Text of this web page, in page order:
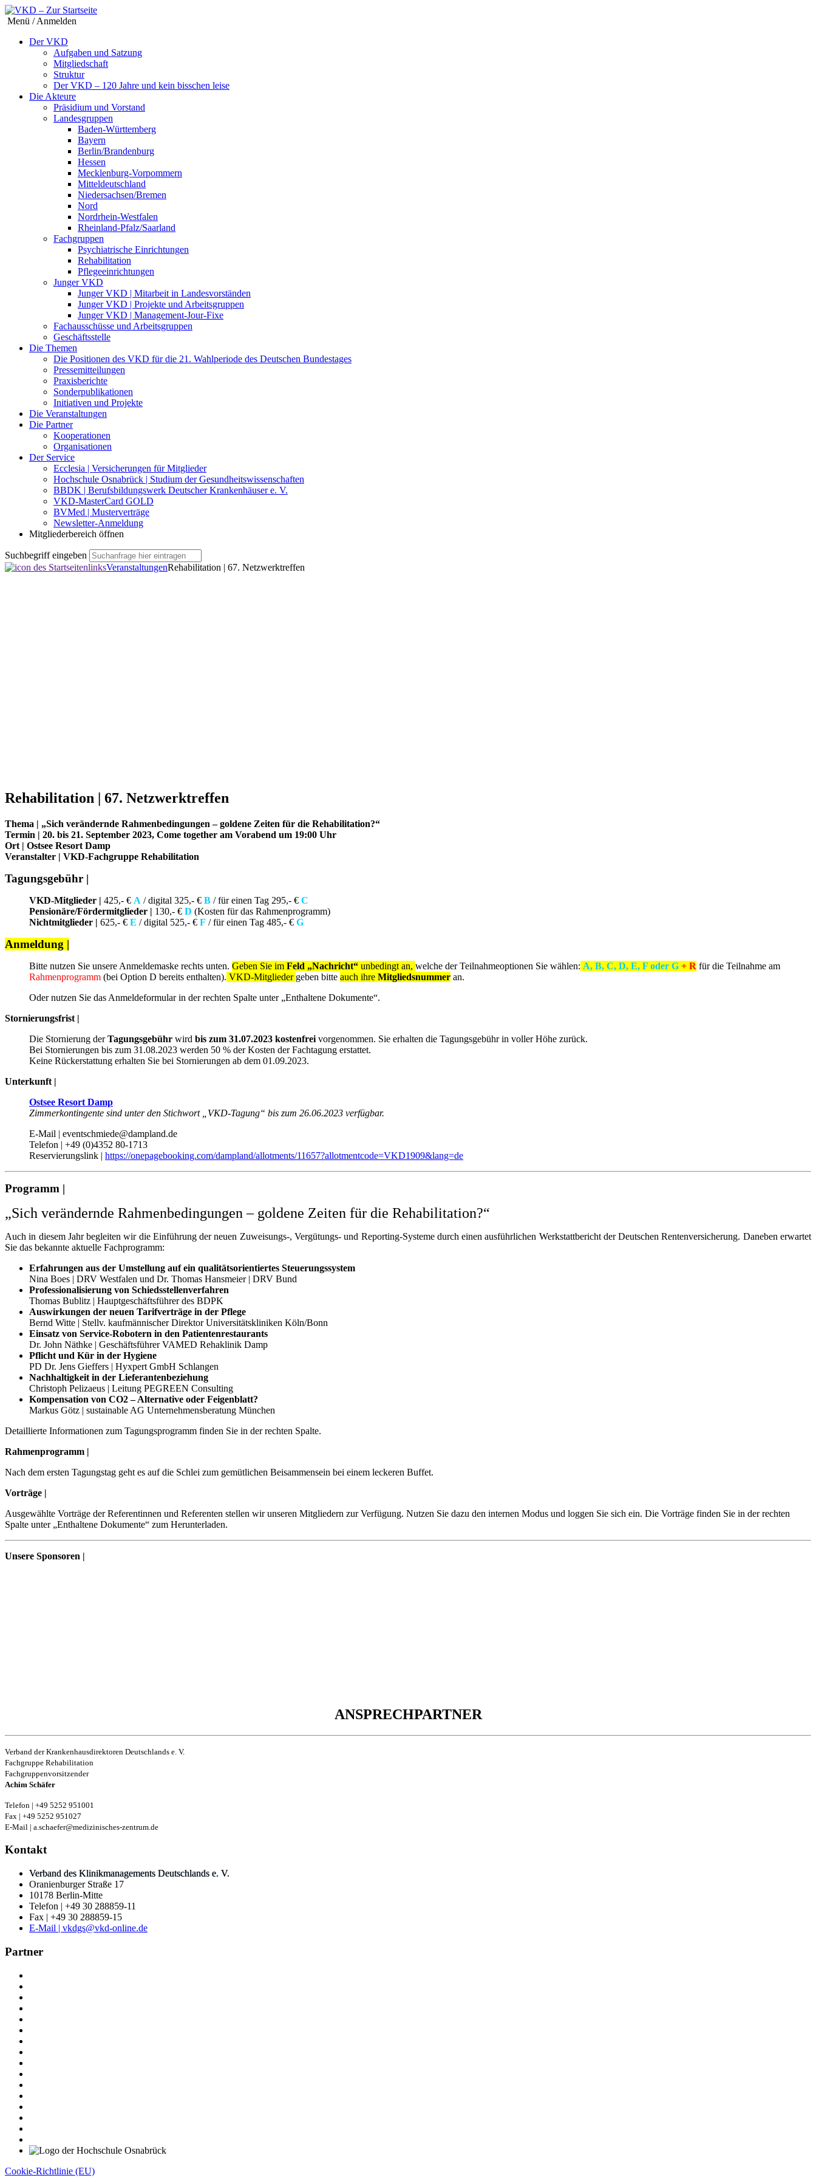
Menü / Anmelden
Der VKD
Aufgaben und Satzung
Mitgliedschaft
Struktur
Der VKD – 120 Jahre und kein bisschen leise
Die Akteure
Präsidium und Vorstand
Landesgruppen
Baden-Württemberg
Bayern
Berlin/Brandenburg
Hessen
Mecklenburg-Vorpommern
Mitteldeutschland
Niedersachsen/Bremen
Nord
Nordrhein-Westfalen
Rheinland-Pfalz/Saarland
Fachgruppen
Psychiatrische Einrichtungen
Rehabilitation
Pflegeeinrichtungen
Junger VKD
Junger VKD | Mitarbeit in Landesvorständen
Junger VKD | Projekte und Arbeitsgruppen
Junger VKD | Management-Jour-Fixe
Fachausschüsse und Arbeitsgruppen
Geschäftsstelle
Die Themen
Die Positionen des VKD für die 21. Wahlperiode des Deutschen Bundestages
Pressemitteilungen
Praxisberichte
Sonderpublikationen
Initiativen und Projekte
Die Veranstaltungen
Die Partner
Kooperationen
Organisationen
Der Service
Ecclesia | Versicherungen für Mitglieder
Hochschule Osnabrück | Studium der Gesundheitswissenschaften
BBDK | Berufsbildungswerk Deutscher Krankenhäuser e. V.
VKD-MasterCard GOLD
BVMed | Musterverträge
Newsletter-Anmeldung
Mitgliederbereich öffnen
Suchbegriff eingeben
VeranstaltungenRehabilitation | 67. Netzwerktreffen
Rehabilitation | 67. Netzwerktreffen
Thema | „Sich verändernde Rahmenbedingungen – goldene Zeiten für die Rehabilitation?“
Termin | 20. bis 21. September 2023, Come together am Vorabend um 19:00 Uhr
Ort | Ostsee Resort Damp
Veranstalter | VKD-Fachgruppe Rehabilitation
Tagungsgebühr |
VKD-Mitglieder | 425,- € A / digital 325,- € B / für einen Tag 295,- € C
Pensionäre/Fördermitglieder | 130,- € D (Kosten für das Rahmenprogramm)
Nichtmitglieder | 625,- € E / digital 525,- € F / für einen Tag 485,- € G
Anmeldung |
Bitte nutzen Sie unsere Anmeldemaske rechts unten. Geben Sie im Feld „Nachricht“ unbedingt an, welche der Teilnahmeoptionen Sie wählen: A, B, C, D, E, F oder G + R für die Teilnahme am
Rahmenprogramm (bei Option D bereits enthalten). VKD-Mitglieder geben bitte auch ihre Mitgliedsnummer an.
Oder nutzen Sie das Anmeldeformular in der rechten Spalte unter „Enthaltene Dokumente“.
Stornierungsfrist |
Die Stornierung derTagungsgebühr wird bis zum 31.07.2023 kostenfrei vorgenommen. Sie erhalten die Tagungsgebühr in voller Höhe zurück.
Bei Stornierungen bis zum 31.08.2023 werden 50 % der Kosten der Fachtagung erstattet.
Keine Rückerstattung erhalten Sie bei Stornierungen ab dem 01.09.2023.
Unterkunft |
Ostsee Resort Damp
Zimmerkontingente sind unter den Stichwort „VKD-Tagung“ bis zum 26.06.2023 verfügbar.
E-Mail | eventschmiede@dampland.de
Telefon | +49 (0)4352 80-1713
Reservierungslink | https://onepagebooking.com/dampland/allotments/11657?allotmentcode=VKD1909&lang=de
Programm |
„Sich verändernde Rahmenbedingungen – goldene Zeiten für die Rehabilitation?“
Auch in diesem Jahr begleiten wir die Einführung der neuen Zuweisungs-, Vergütungs- und Reporting-Systeme durch einen ausführlichen Werkstattbericht der Deutschen Renten­versicherung. Daneben erwartet
Sie das bekannte aktuelle Fachprogramm:
Erfahrungen aus der Umstellung auf ein qualitätsorientiertes Steuerungssystem
Nina Boes | DRV Westfalen und Dr. Thomas Hansmeier | DRV Bund
Professionalisierung von Schiedsstellenverfahren
Thomas Bublitz | Hauptgeschäftsführer des BDPK
Auswirkungen der neuen Tarifverträge in der Pflege
Bernd Witte | Stellv. kaufmännischer Direktor Universitätskliniken Köln/Bonn
Einsatz von Service-Robotern in den Patientenrestaurants
Dr. John Näthke | Geschäftsführer VAMED Rehaklinik Damp
Pflicht und Kür in der Hygiene
PD Dr. Jens Gieffers | Hyxpert GmbH Schlangen
Nachhaltigkeit in der Lieferantenbeziehung
Christoph Pelizaeus | Leitung PEGREEN Consulting
Kompensation von CO2 – Alternative oder Feigenblatt?
Markus Götz | sustainable AG Unternehmensberatung München
Detaillierte Informationen zum Tagungsprogramm finden Sie in der rechten Spalte.
Rahmenprogramm |
Nach dem ersten Tagungstag geht es auf die Schlei zum gemütlichen Beisammensein bei einem leckeren Buffet.
Vorträge |
Ausgewählte Vorträge der Referentinnen und Referenten stellen wir unseren Mitgliedern zur Verfügung. Nutzen Sie dazu den internen Modus und loggen Sie sich ein. Die Vorträge finden Sie in der rechten
Spalte unter „Enthaltene Dokumente“ zum Herunterladen.
Unsere Sponsoren |
ANSPRECHPARTNER
Verband der Krankenhausdirektoren Deutschlands e. V.
Fachgruppe Rehabilitation
Fachgruppenvorsitzender
Achim Schäfer
Telefon | +49 5252 951001
Fax | +49 5252 951027
E-Mail | a.schaefer@medizinisches-zentrum.de
Kontakt
Verband des Klinikmanagements Deutschlands e. V.
Oranienburger Straße 17
10178 Berlin-Mitte
Telefon | +49 30 288859-11
Fax | +49 30 288859-15
E-Mail | vkdgs@vkd-online.de
Partner
Cookie-Richtlinie (EU)